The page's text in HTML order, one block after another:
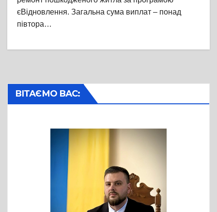
єВідновлення. Загальна сума виплат – понад
півтора…
ВІТАЄМО ВАС: